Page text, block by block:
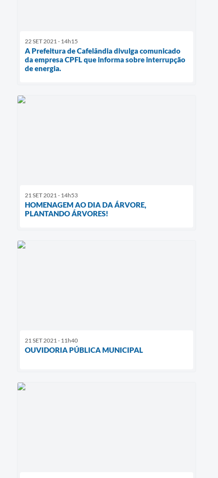
22 SET 2021 - 14h15
A Prefeitura de Cafelândia divulga comunicado
da empresa CPFL que informa sobre interrupção
de energia.
21 SET 2021 - 14h53
HOMENAGEM AO DIA DA ÁRVORE,
PLANTANDO ÁRVORES!
21 SET 2021 - 11h40
OUVIDORIA PÚBLICA MUNICIPAL